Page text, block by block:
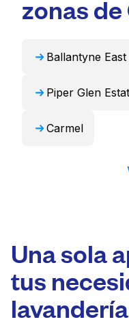
profesional y
zonas
Ballantyne East
Piper Glen
Carmel
Una sola
tus
lavandería